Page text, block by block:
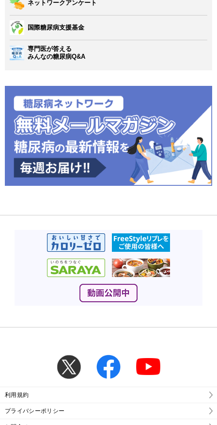
ネットワークアンケート
国際糖尿病支援基金
専門医が答える
みんなの糖尿病Q&A
利用規約
プライバシーポリシー